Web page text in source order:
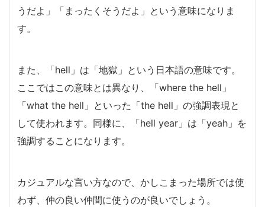
うだよ」「まったくそうだよ」という意味になりま
す。
また、「hell」は「地獄」という日本語の意味です。
ここではこの意味とは異なり、「where the hell」
「what the hell」といった「the hell」の強調表現と
して使われます。同様に、「hell year」は「yeah」を
強調することになります。
カジュアルな言い方なので、かしこまった場所では使
わず、仲の良い仲間に使うのが良いでしょう。